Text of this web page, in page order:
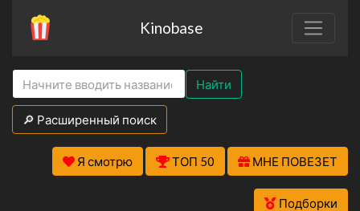
Kinobase
Найти
🔎 Расширенный поиск
Я смотрю ТОП 50 МНЕ ПОВЕЗЕТ
Подборки